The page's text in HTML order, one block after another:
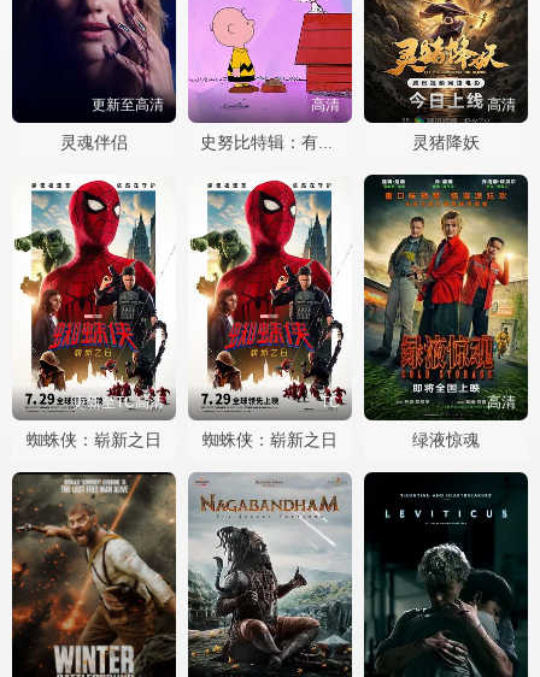
更新至高清
灵魂伴侣
高清
史努比特辑：有家真好
高清
灵猪降妖
更新至TC高清
蜘蛛侠：崭新之日
TC
蜘蛛侠：崭新之日
高清
绿液惊魂